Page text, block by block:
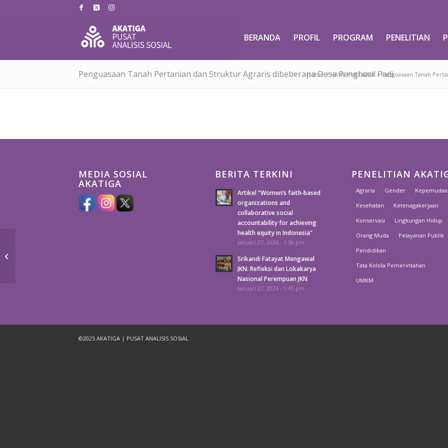
BERANDA PROFIL PROGRAM PENELITIAN
Penguasaan Tanah Pertanian dan Struktur Agraris dibeberapa Desa Penghasil Padi
Home / HASIL PUBLIKASI / Penguasaan Tanah
MEDIA SOSIAL
AKATIGA
BERITA TERKINI
Artikel “Women’s faith-based
organizations and
collaborative social
accountability for achieving
health equity in Indonesia”
Januari 27, 2026 - 1:50 pm
Srikandi Fatayat Mengawal
JKN: Refleksi dan Lokakarya
Nasional Perempuan JKN
Januari 27, 2026 - 1:45 pm
PENELITIAN
Agraria Gender
Kesehatan
Ketenagakerjaan
Konservasi
Lingkungan Hidup
Orang Muda
Pelayanan Publik
Pendidikan
Tata Kelola Pemerintahan
UMKM
©2025 AKATIGA | PUSAT ANALISIS SOSIAL